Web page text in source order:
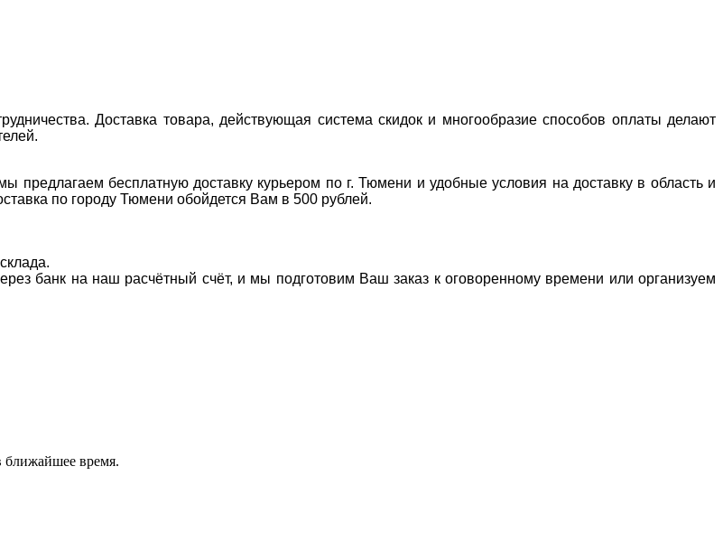
Доставка товара, действующая система скидок и многообразие способов оплаты делают
бесплатную доставку курьером по г. Тюмени и удобные условия на доставку в область и
по городу Тюмени обойдется Вам в 500 рублей.
банк на наш расчётный счёт, и мы подготовим Ваш заказ к оговоренному времени или организуем
ближайшее время.